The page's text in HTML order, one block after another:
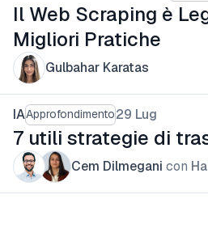
Il Web Scraping è
Migliori Pratiche
Gulbahar Karatas
IAApprofondimento29 Lug
7 utili strategie di
Cem Dilmegani con